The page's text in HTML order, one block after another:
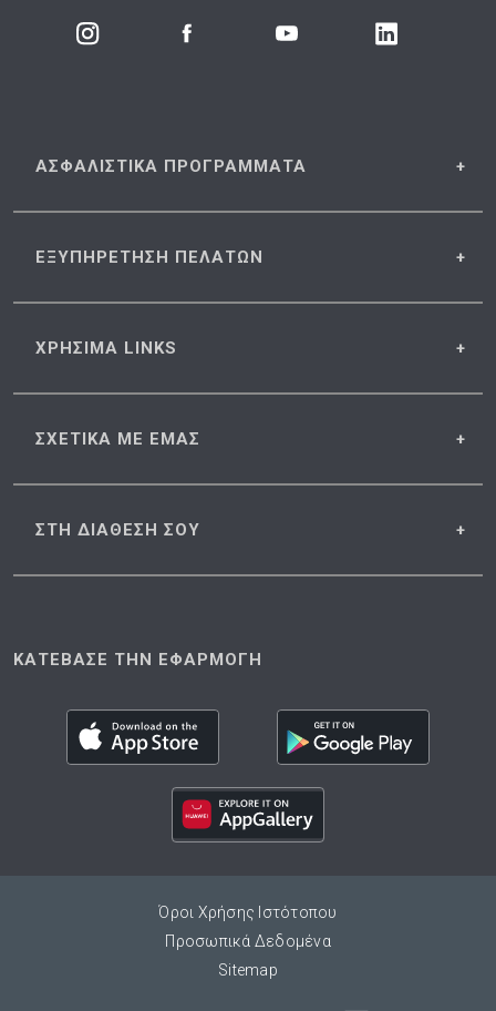
ΑΣΦΑΛΙΣΤΙΚΑ ΠΡΟΓΡΑΜΜΑΤΑ
ΕΞΥΠΗΡΕΤΗΣΗ ΠΕΛΑΤΩΝ
ΧΡΗΣΙΜΑ LINKS
ΣΧΕΤΙΚΑ ΜΕ ΕΜΑΣ
ΣΤΗ ΔΙΑΘΕΣΗ ΣΟΥ
ΚΑΤΕΒΑΣΕ ΤΗΝ ΕΦΑΡΜΟΓΗ
Όροι Χρήσης Ιστότοπου
Προσωπικά Δεδομένα
Sitemap